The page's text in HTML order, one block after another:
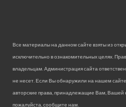
Все материалы на данном сайте взяты из
исключительно в ознакомительных целях.
владельцам. Администрация сайта
не несет. Если Вы обнаружили на нашем
авторские права, принадлежащие Вам, Вашей
пожалуйста, сообщите нам.